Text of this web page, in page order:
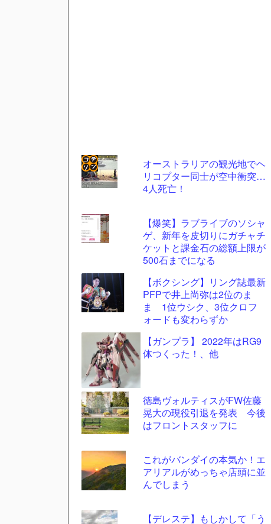
オーストラリアの観光地でヘ
リコプター同士が空中衝突…
4人死亡！
【爆笑】ラブライブのソシャ
ゲ、新年を皮切りにガチャチ
ケットと課金石の総額上限が
500石までになる
【ボクシング】リング誌最新
PFPで井上尚弥は2位のま
ま 1位ウシク、3位クロフ
ォードも変わらずか
【ガンプラ】 2022年はRG9
体つくった！、他
徳島ヴォルティスがFW佐藤
晃大の現役引退を発表 今後
はフロントスタッフに
これがバンダイの本気か！エ
アリアルがめっちゃ店頭に並
んでしまう
【デレステ】もしかして「う
コテ
- 固
定リ
更新
ツー
ル